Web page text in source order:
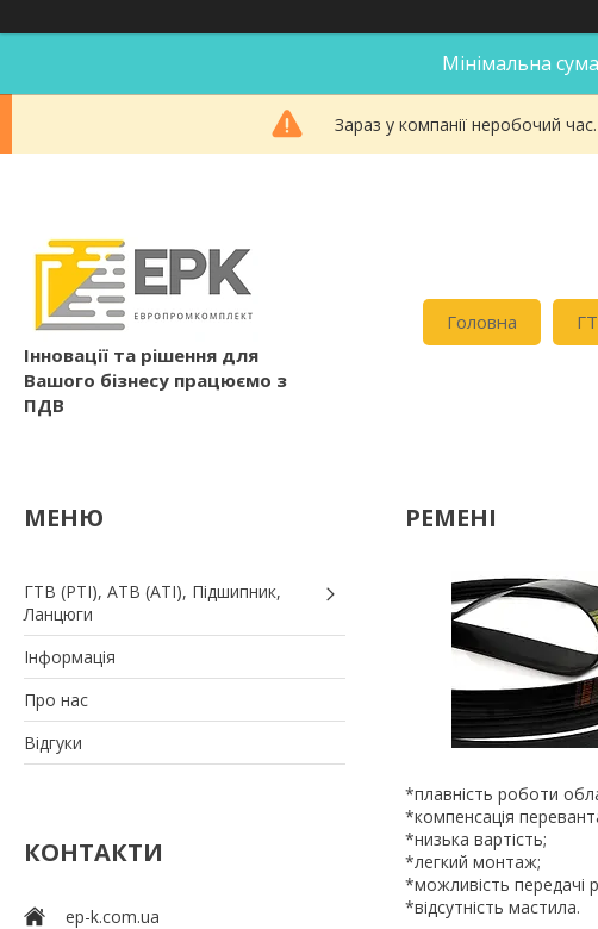
Мінімальна
Зараз у компанії неробочий
Інновації та рішення для
Вашого бізнесу працюємо з
ПДВ
Головна
ГТВ (РТI), АТВ (АТI), Пiдшипник,
Ланцюги
Iнформація
Про нас
Вiдгуки
КОНТАКТИ
ep-k.com.ua
РЕМЕНІ
*плавність роботи
*компенсація
*низька вартість;
*легкий монтаж;
*можливість передачі
*відсутність мастила.